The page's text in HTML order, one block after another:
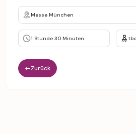
Messe München
1 Stunde 30 Minuten tbc
Zurück